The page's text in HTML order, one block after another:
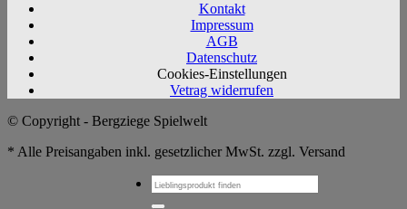
Kontakt
Impressum
AGB
Datenschutz
Cookies-Einstellungen
Vetrag widerrufen
© Copyright - Bergziege Spielwelt
* Alle Preisangaben inkl. gesetzlicher MwSt. zzgl. Versand
Suchen
nach: